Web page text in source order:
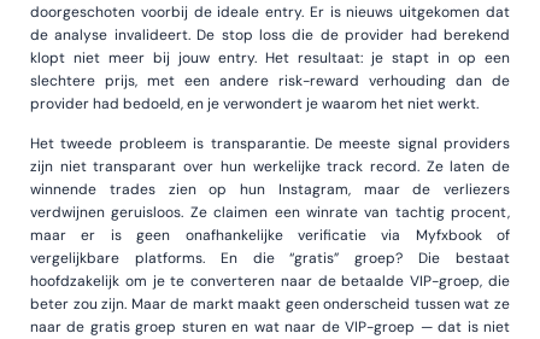
doorgeschoten voorbij de ideale entry. Er is nieuws uitgekomen dat
de analyse invalideert. De stop loss die de provider had berekend
klopt niet meer bij jouw entry. Het resultaat: je stapt in op een
slechtere prijs, met een andere risk-reward verhouding dan de
provider had bedoeld, en je verwondert je waarom het niet werkt.
Het tweede probleem is transparantie. De meeste signal providers
zijn niet transparant over hun werkelijke track record. Ze laten de
winnende trades zien op hun Instagram, maar de verliezers
verdwijnen geruisloos. Ze claimen een winrate van tachtig procent,
maar er is geen onafhankelijke verificatie via Myfxbook of
vergelijkbare platforms. En die “gratis” groep? Die bestaat
hoofdzakelijk om je te converteren naar de betaalde VIP-groep, die
beter zou zijn. Maar de markt maakt geen onderscheid tussen wat ze
naar de gratis groep sturen en wat naar de VIP-groep — dat is niet